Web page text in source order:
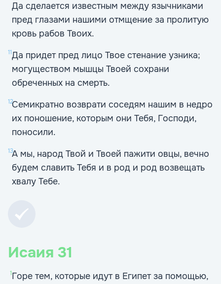
Да сделается известным между язычниками
пред глазами нашими отмщение за пролитую
кровь рабов Твоих.
11Да придет пред лицо Твое стенание узника;
могуществом мышцы Твоей сохрани
обреченных на смерть.
12Семикратно возврати соседям нашим в недро
их поношение, которым они Тебя, Господи,
поносили.
13А мы, народ Твой и Твоей пажити овцы, вечно
будем славить Тебя и в род и род возвещать
хвалу Тебе.
Исаия 31
1Горе тем, которые идут в Египет за помощью,